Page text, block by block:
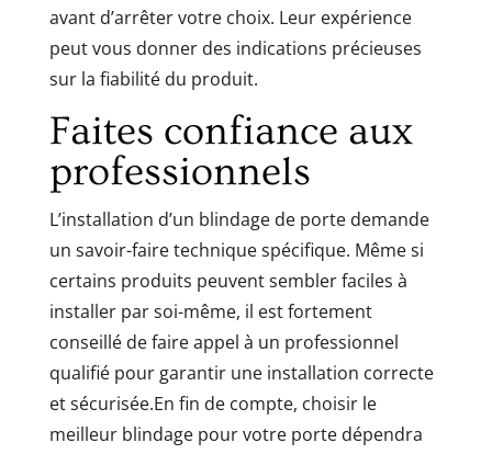
avant d’arrêter votre choix. Leur expérience
peut vous donner des indications précieuses
sur la fiabilité du produit.
Faites confiance aux
professionnels
L’installation d’un blindage de porte demande
un savoir-faire technique spécifique. Même si
certains produits peuvent sembler faciles à
installer par soi-même, il est fortement
conseillé de faire appel à un professionnel
qualifié pour garantir une installation correcte
et sécurisée.En fin de compte, choisir le
meilleur blindage pour votre porte dépendra